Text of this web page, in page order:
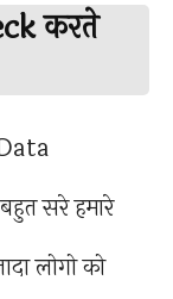
करते
सरे हमारे
लोगो को